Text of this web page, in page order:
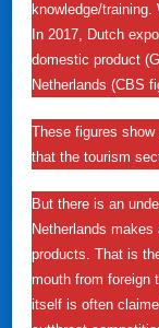
knowledge/
In 2017, Dutch
domestic product
Netherlands (CBS
These figures
that the tourism
But there is an
Netherlands
products. That is
mouth from foreign
itself is often